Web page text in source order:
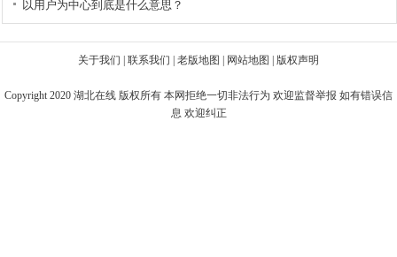
以用户为中心到底是什么意思？
关于我们 联系我们 老版地图 网站地图 版权声明
Copyright 2020 湖北在线 版权所有 本网拒绝一切非法行为 欢迎监督举报 如有错误信
息 欢迎纠正